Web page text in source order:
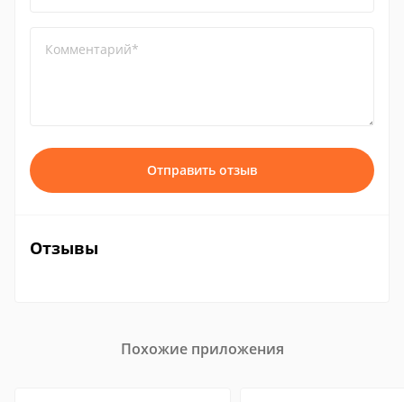
Комментарий*
Отправить отзыв
Отзывы
Похожие приложения